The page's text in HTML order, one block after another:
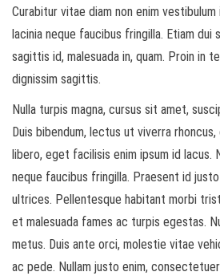
Curabitur vitae diam non enim vestibulum
lacinia neque faucibus fringilla. Etiam dui
sagittis id, malesuada in, quam. Proin in
dignissim sagittis.
Nulla turpis magna, cursus sit amet,
Duis bibendum, lectus ut viverra
libero, eget facilisis enim ipsum id lacus.
neque faucibus fringilla. Praesent id
ultrices. Pellentesque habitant morbi
et malesuada fames ac turpis egestas.
metus. Duis ante orci, molestie vitae
ac pede. Nullam justo enim,